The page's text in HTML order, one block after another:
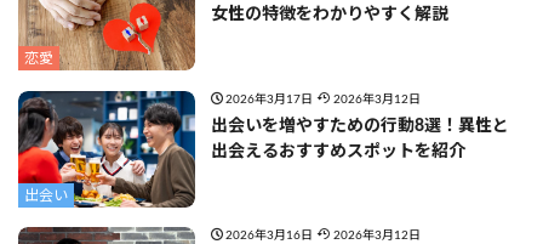
恋愛
女性の特徴をわかりやすく解説
出会い
2026年3月17日 2026年3月12日
出会いを増やすための行動8選！異性と
出会えるおすすめスポットを紹介
2026年3月16日 2026年3月12日